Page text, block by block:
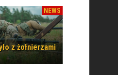
NEWS
z żołnierzami